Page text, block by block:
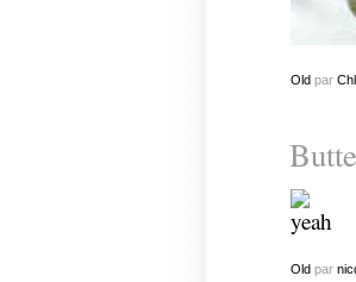
Oldpar
Oldpar